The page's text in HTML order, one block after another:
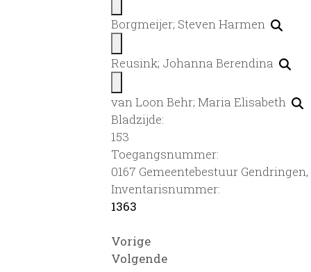
Borgmeijer; Steven Harmen
Reusink; Johanna Berendina
van Loon Behr; Maria Elisabeth
Bladzijde:
153
Toegangsnummer:
0167 Gemeentebestuur Gendringen,
Inventarisnummer:
1363
Vorige
Volgende